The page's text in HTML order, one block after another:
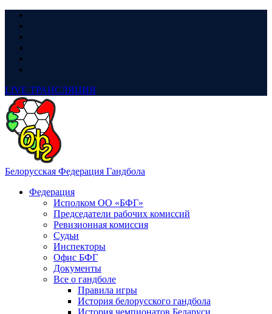
LIVE ТРАНСЛЯЦИЯ
Белорусская Федерация Гандбола
Федерация
Исполком ОО «БФГ»
Председатели рабочих комиссий
Ревизионная комиссия
Судьи
Инспекторы
Офис БФГ
Документы
Все о гандболе
Правила игры
История белорусского гандбола
История чемпионатов Беларуси